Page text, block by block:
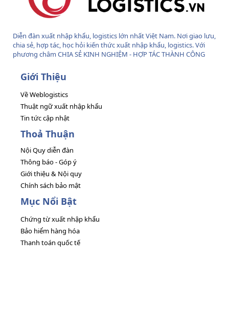
Diễn đàn xuất nhập khẩu, logistics lớn nhất Việt Nam. Nơi giao lưu,
chia sẻ, hợp tác, học hỏi kiến thức xuất nhập khẩu, logistics. Với
phương châm CHIA SẺ KINH NGHIỆM - HỢP TÁC THÀNH CÔNG
Giới Thiệu
Về Weblogistics
Thuật ngữ xuất nhập khẩu
Tin tức cập nhật
Thoả Thuận
Nội Quy diễn đàn
Thông báo - Góp ý
Giới thiệu & Nội quy
Chính sách bảo mật
Mục Nổi Bật
Chứng từ xuất nhập khẩu
Bảo hiểm hàng hóa
Thanh toán quốc tế